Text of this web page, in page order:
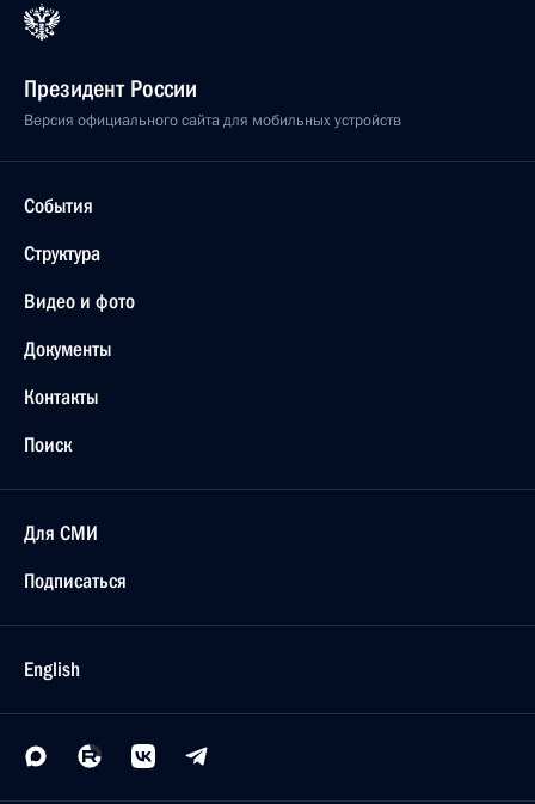
Президент России
Версия официального сайта для мобильных устройств
События
Структура
Видео и фото
Документы
Контакты
Поиск
Для СМИ
Подписаться
English